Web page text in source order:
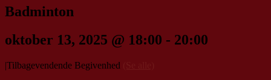
Badminton
oktober 13, 2025 @ 18:00 - 20:00
|Tilbagevendende Begivenhed